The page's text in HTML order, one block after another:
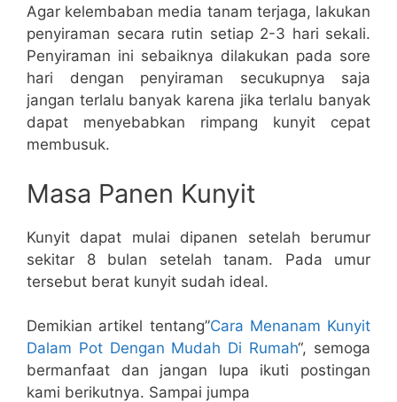
Agar kelembaban media tanam terjaga, lakukan
penyiraman secara rutin setiap 2-3 hari sekali.
Penyiraman ini sebaiknya dilakukan pada sore
hari dengan penyiraman secukupnya saja
jangan terlalu banyak karena jika terlalu banyak
dapat menyebabkan rimpang kunyit cepat
membusuk.
Masa Panen Kunyit
Kunyit dapat mulai dipanen setelah berumur
sekitar 8 bulan setelah tanam. Pada umur
tersebut berat kunyit sudah ideal.
Demikian artikel tentang”Cara Menanam Kunyit
Dalam Pot Dengan Mudah Di Rumah“, semoga
bermanfaat dan jangan lupa ikuti postingan
kami berikutnya. Sampai jumpa